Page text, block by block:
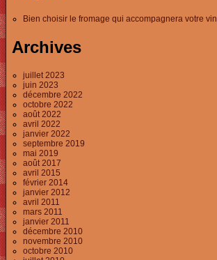
Bien choisir le fromage qui accompagnera votre vin
Archives
juillet 2023
juin 2023
décembre 2022
octobre 2022
août 2022
avril 2022
janvier 2022
septembre 2019
mai 2019
août 2017
avril 2015
février 2014
janvier 2012
avril 2011
mars 2011
janvier 2011
décembre 2010
novembre 2010
octobre 2010